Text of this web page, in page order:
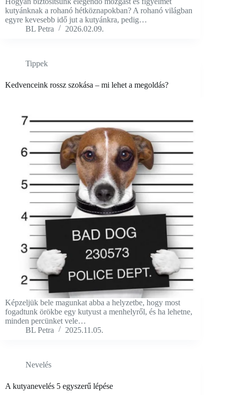
kutyánknak a rohanó hétköznapokban? A rohanó világban
egyre kevesebb idő jut a kutyánkra, pedig…
BL Petra
2026.02.09.
Tippek
Kedvenceink rossz szokása – mi lehet a megoldás?
Képzeljük bele magunkat abba a helyzetbe, hogy most
fogadtunk örökbe egy kutyust a menhelyről, és ha lehetne,
minden percünket vele…
BL Petra
2025.11.05.
Nevelés
A kutyanevelés 5 egyszerű lépése